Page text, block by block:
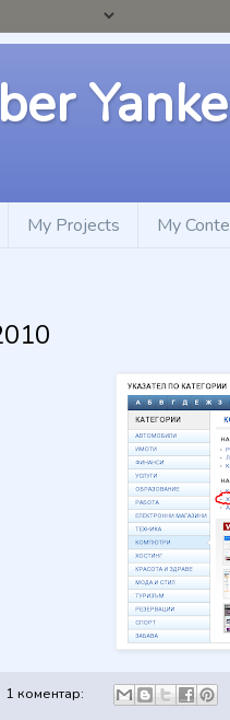
My Projects My
1 коментар: